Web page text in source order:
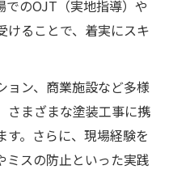
でのOJT（実地指導）や
けることで、着実にスキ
ョン、商業施設など多様
さまざまな塗装工事に携
す。さらに、現場経験を
ミスの防止といった実践